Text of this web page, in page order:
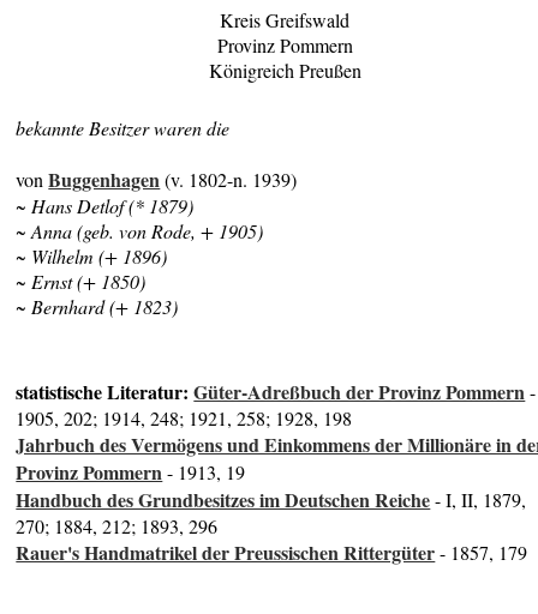
Kreis Greifswald
Provinz Pommern
Königreich Preußen
bekannte Besitzer waren die
vonBuggenhagen(v. 1802-n. 1939)
~ Hans Detlof (* 1879)
~ Anna (geb. von Rode, + 1905)
~ Wilhelm (+ 1896)
~ Ernst (+ 1850)
~ Bernhard (+ 1823)
statistische Literatur:Güter-Adreßbuch der Provinz Pommern-
1905, 202; 1914, 248; 1921, 258; 1928, 198
Jahrbuch des Vermögens und Einkommens der Millionäre in
Provinz Pommern- 1913, 19
Handbuch des Grundbesitzes im Deutschen Reiche- I, II, 1879,
270; 1884, 212; 1893, 296
Rauer's Handmatrikel der Preussischen Rittergüter- 1857, 179